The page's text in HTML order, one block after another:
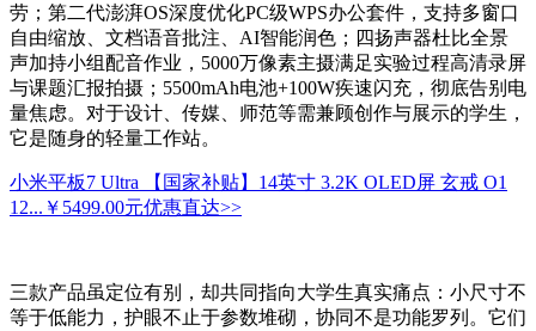
劳；第二代澎湃OS深度优化PC级WPS办公套件，支持多窗口
自由缩放、文档语音批注、AI智能润色；四扬声器杜比全景
声加持小组配音作业，5000万像素主摄满足实验过程高清录屏
与课题汇报拍摄；5500mAh电池+100W疾速闪充，彻底告别电
量焦虑。对于设计、传媒、师范等需兼顾创作与展示的学生，
它是随身的轻量工作站。
小米平板7 Ultra 【国家补贴】14英寸 3.2K OLED屏 玄戒 O1
12... ￥5499.00元优惠直达>>
三款产品虽定位有别，却共同指向大学生真实痛点：小尺寸不
等于低能力，护眼不止于参数堆砌，协同不是功能罗列。它们